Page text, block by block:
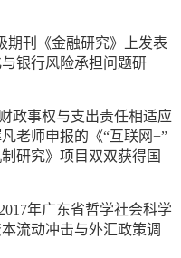
期刊《金融研究》上发表
银行风险承担问题研
政事权与支出责任相适应
老师申报的《“互联网+”
研究》项目双双获得国
年广东省哲学社会科学
流动冲击与外汇政策调